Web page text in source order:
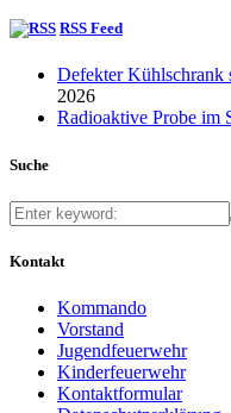
RSS Feed
Defekter Kühlschrank
2026
Radioaktive Probe im
Suche
Kontakt
Kommando
Vorstand
Jugendfeuerwehr
Kinderfeuerwehr
Kontaktformular